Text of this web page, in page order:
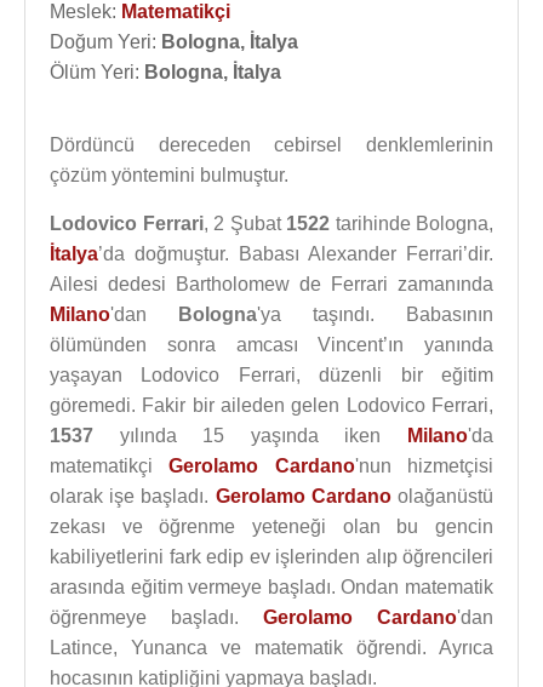
Meslek: Matematikçi
Doğum Yeri: Bologna, İtalya
Ölüm Yeri: Bologna, İtalya
Dördüncü dereceden cebirsel denklemlerinin
çözüm yöntemini bulmuştur.
Lodovico Ferrari, 2 Şubat 1522 tarihinde Bologna,
İtalya’da doğmuştur. Babası Alexander Ferrari’dir.
Ailesi dedesi Bartholomew de Ferrari zamanında
Milano'dan Bologna'ya taşındı. Babasının
ölümünden sonra amcası Vincent’ın yanında
yaşayan Lodovico Ferrari, düzenli bir eğitim
göremedi. Fakir bir aileden gelen Lodovico Ferrari,
1537 yılında 15 yaşında iken Milano'da
matematikçiGerolamo Cardano'nun hizmetçisi
olarak işe başladı. Gerolamo Cardanoolağanüstü
zekası ve öğrenme yeteneği olan bu gencin
kabiliyetlerini fark edip ev işlerinden alıp öğrencileri
arasında eğitim vermeye başladı. Ondan matematik
öğrenmeye başladı. Gerolamo Cardano'dan
Latince, Yunanca ve matematik öğrendi. Ayrıca
hocasının katipliğini yapmaya başladı.